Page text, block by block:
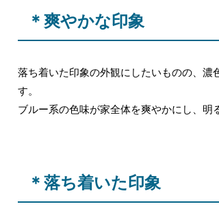
＊爽やかな印象
落ち着いた印象の外観にしたいものの、
す。
ブルー系の色味が家全体を爽やかにし、明
＊落ち着いた印象